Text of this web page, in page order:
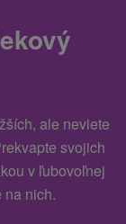
ale neviete
svojich
v ľubovoľnej
na nich.